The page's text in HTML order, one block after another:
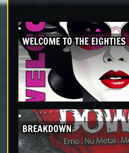
WELCOME TO THE EIGHTIES
BREAKDOWN